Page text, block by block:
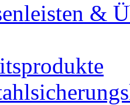
&